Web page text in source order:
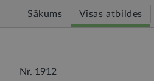
Sākums Visas atbildes
Nr. 1912